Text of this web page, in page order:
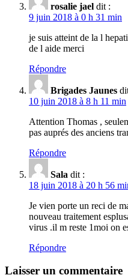
rosalie jael dit :
9 juin 2018 à 0 h 31 min
je suis atteint de la l
de l aide merci
Répondre
Brigades Jaunes
10 juin 2018 à 8 h 11 min
Attention Thomas ,
pas auprés des anciens
Répondre
Sala dit :
18 juin 2018 à 20 h 56
Je vien porte un reci de
nouveau traitement
virus .il m reste 1moi on
Répondre
Laisser un commentaire